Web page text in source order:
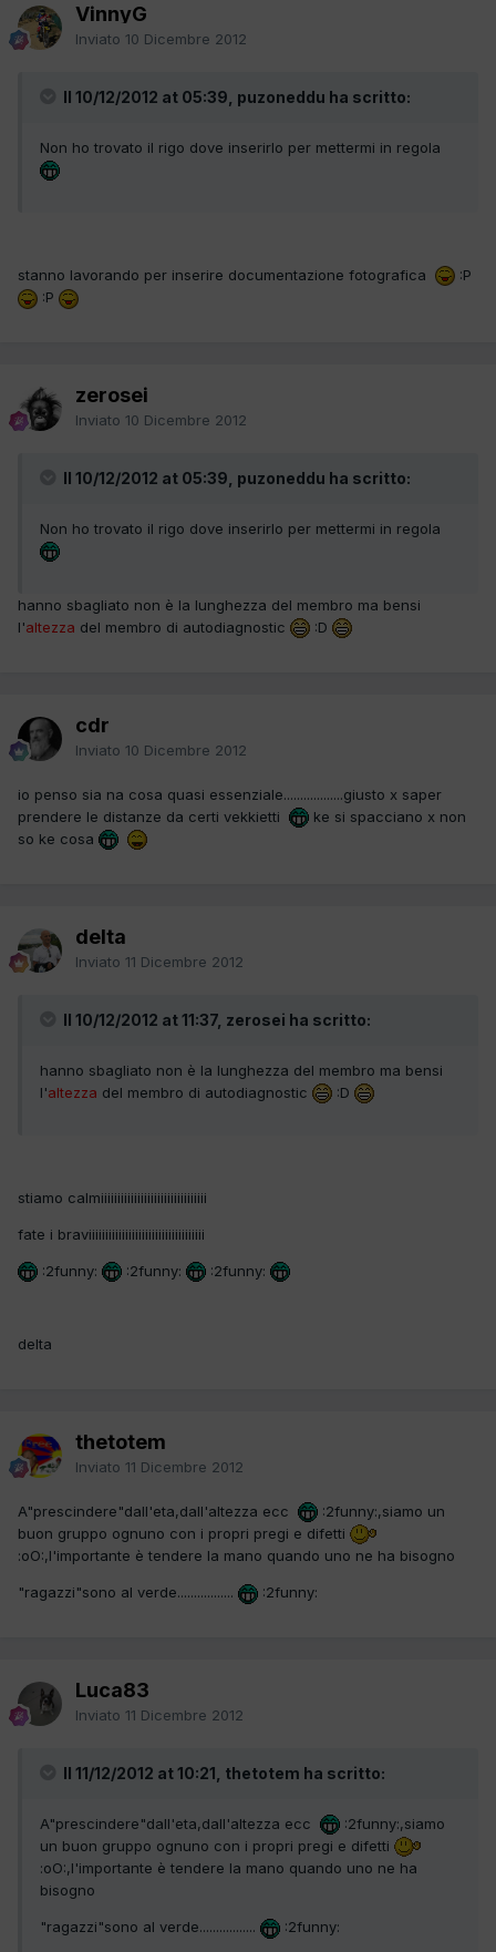
VinnyG
Inviato 10 Dicembre 2012
Il 10/12/2012 at 05:39, puzoneddu ha scritto:
Non ho trovato il rigo dove inserirlo per mettermi in regola
stanno lavorando per inserire documentazione fotografica
:P
:P
zerosei
Inviato 10 Dicembre 2012
Il 10/12/2012 at 05:39, puzoneddu ha scritto:
Non ho trovato il rigo dove inserirlo per mettermi in regola
hanno sbagliato non è la lunghezza del membro ma bensi
l'altezza del membro di autodiagnostic :D
cdr
Inviato 10 Dicembre 2012
io penso sia na cosa quasi essenziale..................giusto x saper
prendere le distanze da certi vekkietti
ke si spacciano x non
so ke cosa
delta
Inviato 11 Dicembre 2012
Il 10/12/2012 at 11:37, zerosei ha scritto:
hanno sbagliato non è la lunghezza del membro ma bensi
l'altezza del membro di autodiagnostic :D
stiamo calmiiiiiiiiiiiiiiiiiiiiiiiiiiiiiiii
fate i braviiiiiiiiiiiiiiiiiiiiiiiiiiiiiiiiiii
:2funny: :2funny: :2funny:
delta
thetotem
Inviato 11 Dicembre 2012
A"prescindere"dall'eta,dall'altezza ecc
:2funny:,siamo un
buon gruppo ognuno con i propri pregi e difetti
:oO:,l'importante è tendere la mano quando uno ne ha bisogno
"ragazzi"sono al verde................. :2funny:
Luca83
Inviato 11 Dicembre 2012
Il 11/12/2012 at 10:21, thetotem ha scritto:
A"prescindere"dall'eta,dall'altezza ecc
:2funny:,siamo
un buon gruppo ognuno con i propri pregi e difetti
:oO:,l'importante è tendere la mano quando uno ne ha
bisogno
"ragazzi"sono al verde................. :2funny: